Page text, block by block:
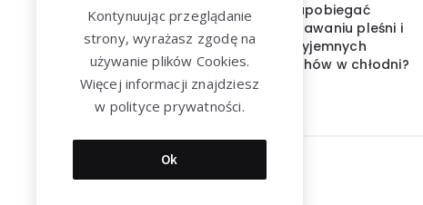
Jak zapobiegać
powstawaniu pleśni i
nieprzyjemnych
zapachów w chłodni?
Kontynuując przeglądanie
strony, wyrażasz zgodę na
używanie plików Cookies.
Więcej informacji znajdziesz
w polityce prywatności.
Ok